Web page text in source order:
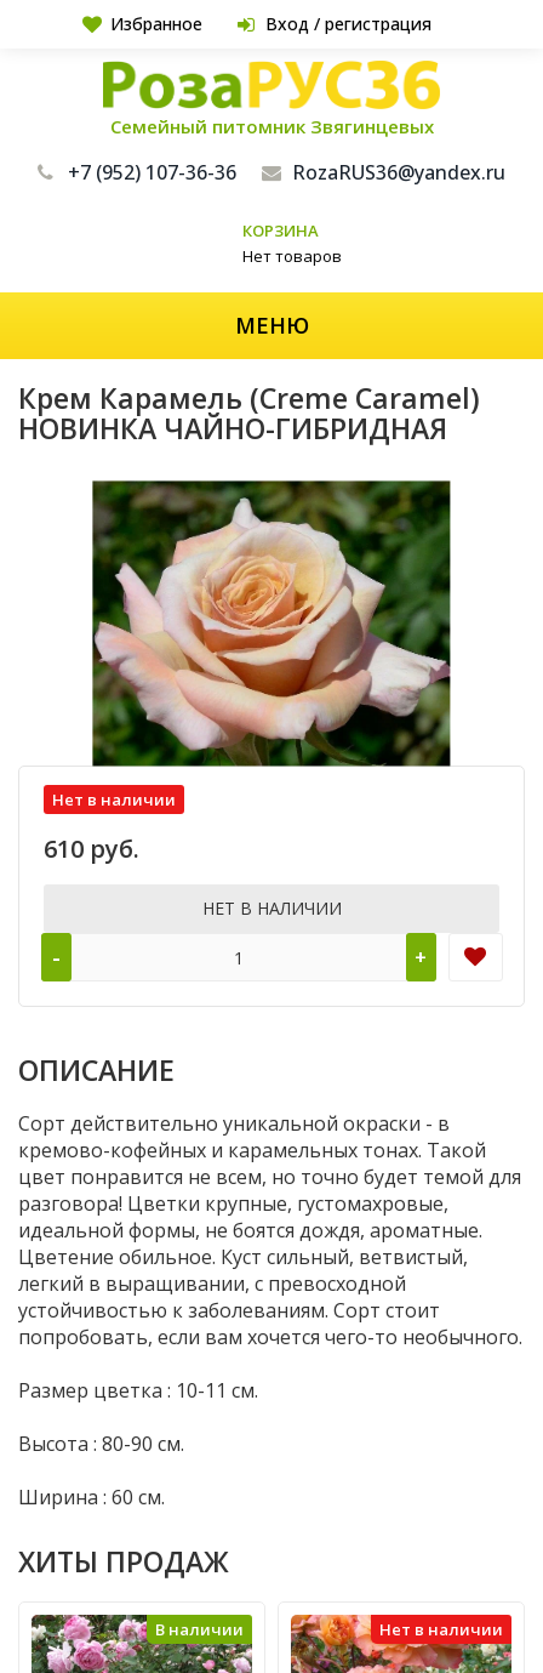
Избранное Вход / регистрация
Семейный питомник Звягинцевых
+7 (952) 107-36-36 RozaRUS36@yandex.ru
КОРЗИНА
Нет товаров
МЕНЮ
Крем Карамель (Creme Caramel)
НОВИНКА ЧАЙНО-ГИБРИДНАЯ
Нет в наличии
610 руб.
НЕТ В НАЛИЧИИ
- +
ОПИСАНИЕ
Сорт действительно уникальной окраски - в
кремово-кофейных и карамельных тонах. Такой
цвет понравится не всем, но точно будет темой для
разговора! Цветки крупные, густомахровые,
идеальной формы, не боятся дождя, ароматные.
Цветение обильное. Куст сильный, ветвистый,
легкий в выращивании, с превосходной
устойчивостью к заболеваниям. Сорт стоит
попробовать, если вам хочется чего-то необычного.
Размер цветка : 10-11 см.
Высота : 80-90 см.
Ширина : 60 см.
ХИТЫ ПРОДАЖ
В наличии Нет в наличии